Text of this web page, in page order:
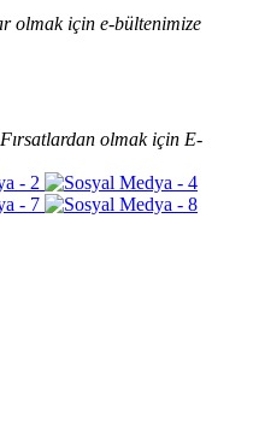
olmak için e-bültenimize
olmak için E-